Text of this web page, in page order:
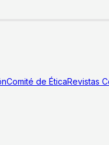
Comité de ÉticaRevistas